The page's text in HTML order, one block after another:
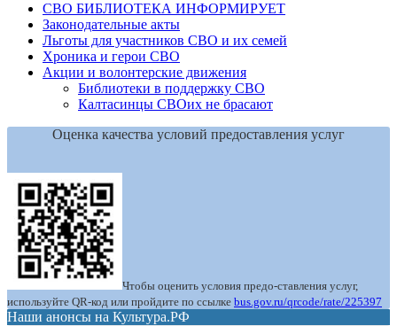
СВО БИБЛИОТЕКА ИНФОРМИРУЕТ
Законодательные акты
Льготы для участников СВО и их семей
Хроника и герои СВО
Акции и волонтерские движения
Библиотеки в поддержку СВО
Калтасинцы СВОих не брасают
Оценка качества условий предоставления услуг
Чтобы оценить условия предо-ставления услуг,
используйте QR-код или пройдите по ссылке bus.gov.ru/qrcode/rate/225397
Наши анонсы на Культура.РФ